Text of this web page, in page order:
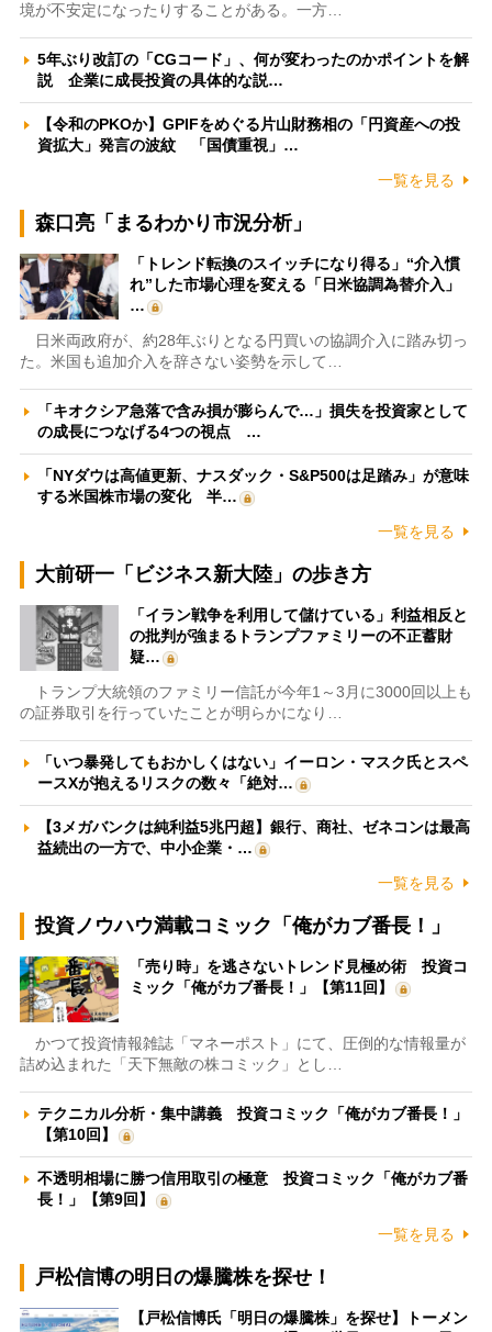
境が不安定になったりすることがある。一方…
5年ぶり改訂の「CGコード」、何が変わったのかポイントを解
説 企業に成長投資の具体的な説…
【令和のPKOか】GPIFをめぐる片山財務相の「円資産への投
資拡大」発言の波紋 「国債重視」…
一覧を見る
森口亮「まるわかり市況分析」
「トレンド転換のスイッチになり得る」“介入慣
れ”した市場心理を変える「日米協調為替介入」
…
日米両政府が、約28年ぶりとなる円買いの協調介入に踏み切っ
た。米国も追加介入を辞さない姿勢を示して…
「キオクシア急落で含み損が膨らんで…」損失を投資家として
の成長につなげる4つの視点 …
「NYダウは高値更新、ナスダック・S&P500は足踏み」が意味
する米国株市場の変化 半…
一覧を見る
大前研一「ビジネス新大陸」の歩き方
「イラン戦争を利用して儲けている」利益相反と
の批判が強まるトランプファミリーの不正蓄財
疑…
トランプ大統領のファミリー信託が今年1～3月に3000回以上も
の証券取引を行っていたことが明らかになり…
「いつ暴発してもおかしくはない」イーロン・マスク氏とスペ
ースXが抱えるリスクの数々「絶対…
【3メガバンクは純利益5兆円超】銀行、商社、ゼネコンは最高
益続出の一方で、中小企業・…
一覧を見る
投資ノウハウ満載コミック「俺がカブ番長！」
「売り時」を逃さないトレンド見極め術 投資コ
ミック「俺がカブ番長！」【第11回】
かつて投資情報雑誌「マネーポスト」にて、圧倒的な情報量が
詰め込まれた「天下無敵の株コミック」とし…
テクニカル分析・集中講義 投資コミック「俺がカブ番長！」
【第10回】
不透明相場に勝つ信用取引の極意 投資コミック「俺がカブ番
長！」【第9回】
一覧を見る
戸松信博の明日の爆騰株を探せ！
【戸松信博氏「明日の爆騰株」を探せ】トーメン